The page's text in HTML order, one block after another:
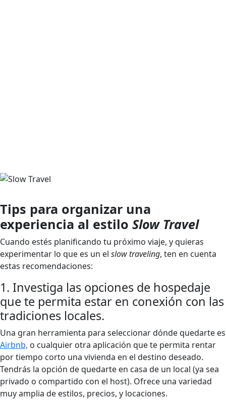
Tips para organizar una
experiencia al estilo Slow Travel
Cuando estés planificando tu próximo viaje, y quieras
experimentar lo que es un el slow traveling, ten en cuenta
estas recomendaciones:
1. Investiga las opciones de hospedaje
que te permita estar en conexión con las
tradiciones locales.
Una gran herramienta para seleccionar dónde quedarte es
Airbnb, o cualquier otra aplicación que te permita rentar
por tiempo corto una vivienda en el destino deseado.
Tendrás la opción de quedarte en casa de un local (ya sea
privado o compartido con el host). Ofrece una variedad
muy amplia de estilos, precios, y locaciones.